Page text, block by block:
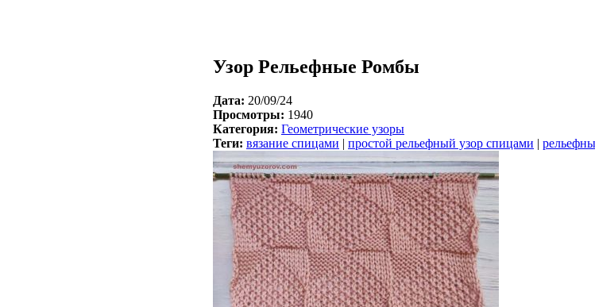
Узор Рельефные Ромбы
Дата: 20/09/24
Просмотры: 1940
Категория: Геометрические узоры
Теги: вязание спицами | простой рельефный узор спицами |